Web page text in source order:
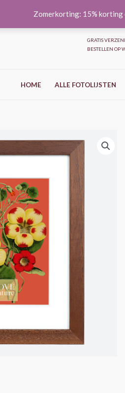
Zomerkorting: 15%
GRATIS
BESTELLEN OP
HOME ALLE FOTOLIJSTEN